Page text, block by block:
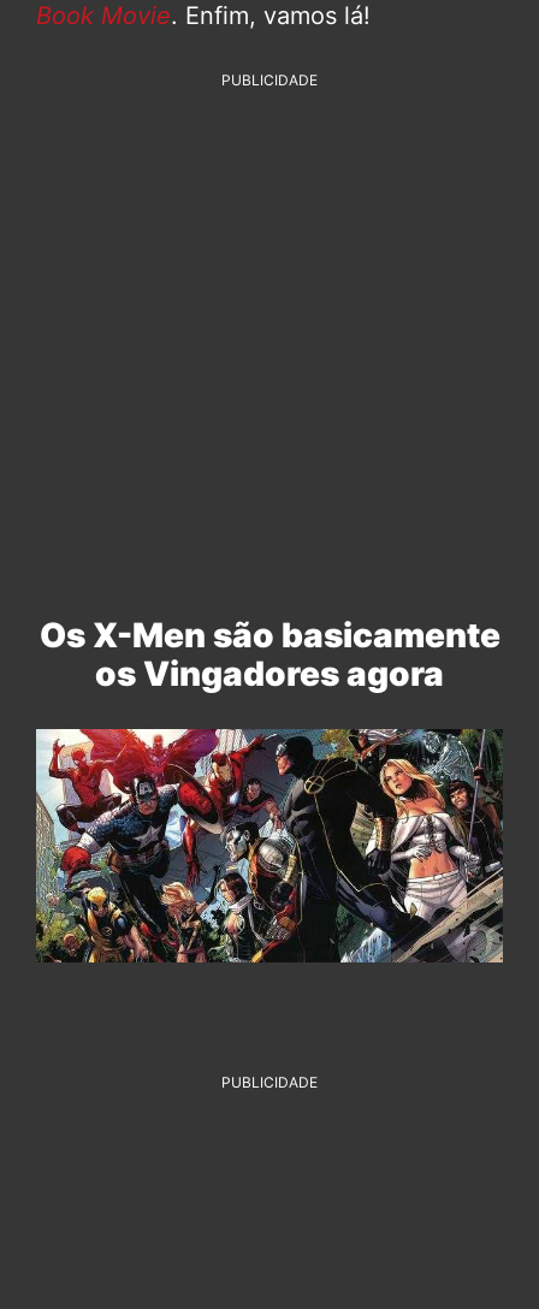
Book Movie. Enfim, vamos lá!
PUBLICIDADE
Os X-Men são basicamente
os Vingadores agora
PUBLICIDADE